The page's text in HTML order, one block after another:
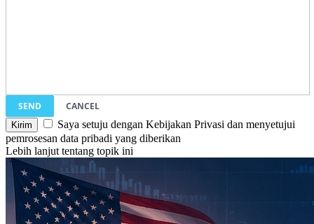
SEND
CANCEL
Saya setuju dengan Kebijakan Privasi dan menyetujui
pemrosesan data pribadi yang diberikan
Lebih lanjut tentang topik ini